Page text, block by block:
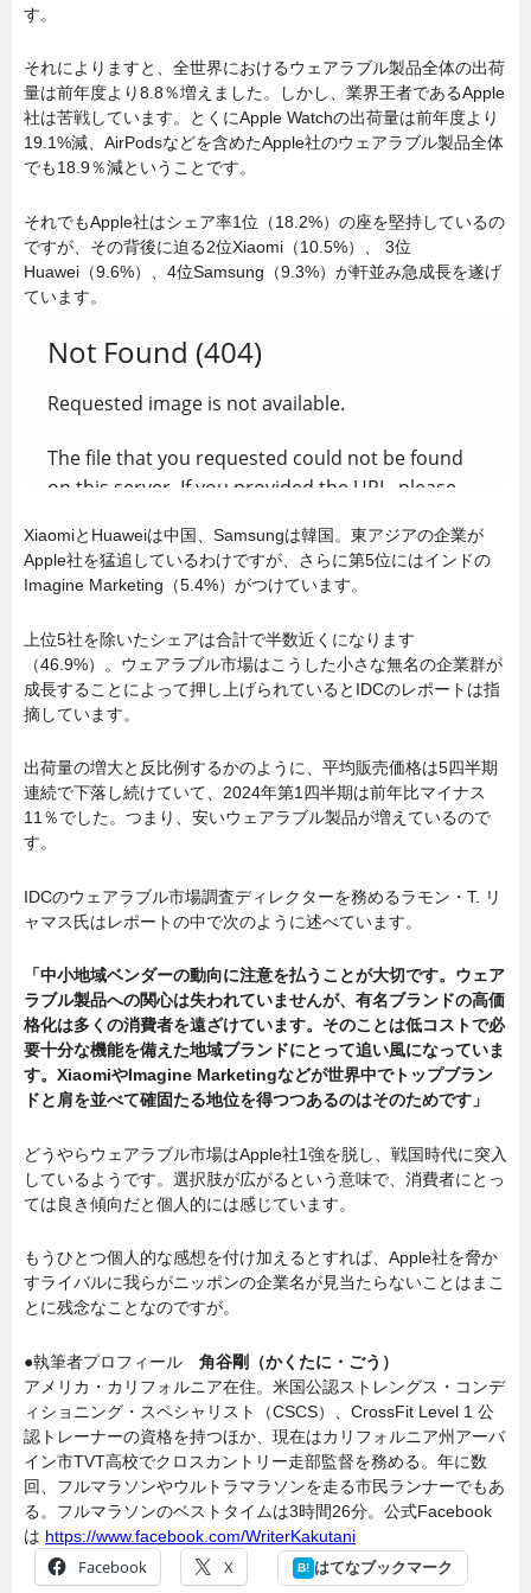
す。
それによりますと、全世界におけるウェアラブル製品全体の出荷
量は前年度より8.8％増えました。しかし、業界王者であるApple
社は苦戦しています。とくにApple Watchの出荷量は前年度より
19.1%減、AirPodsなどを含めたApple社のウェアラブル製品全体
でも18.9％減ということです。
それでもApple社はシェア率1位（18.2%）の座を堅持しているの
ですが、その背後に迫る2位Xiaomi（10.5%）、 3位
Huawei（9.6%）、4位Samsung（9.3%）が軒並み急成長を遂げ
ています。
XiaomiとHuaweiは中国、Samsungは韓国。東アジアの企業が
Apple社を猛追しているわけですが、さらに第5位にはインドの
Imagine Marketing（5.4%）がつけています。
上位5社を除いたシェアは合計で半数近くになります
（46.9%）。ウェアラブル市場はこうした小さな無名の企業群が
成長することによって押し上げられているとIDCのレポートは指
摘しています。
出荷量の増大と反比例するかのように、平均販売価格は5四半期
連続で下落し続けていて、2024年第1四半期は前年比マイナス
11％でした。つまり、安いウェアラブル製品が増えているので
す。
IDCのウェアラブル市場調査ディレクターを務めるラモン・T. リ
ャマス氏はレポートの中で次のように述べています。
「中小地域ベンダーの動向に注意を払うことが大切です。ウェア
ラブル製品への関心は失われていませんが、有名ブランドの高価
格化は多くの消費者を遠ざけています。そのことは低コストで必
要十分な機能を備えた地域ブランドにとって追い風になっていま
す。XiaomiやImagine Marketingなどが世界中でトップブラン
ドと肩を並べて確固たる地位を得つつあるのはそのためです」
どうやらウェアラブル市場はApple社1強を脱し、戦国時代に突入
しているようです。選択肢が広がるという意味で、消費者にとっ
ては良き傾向だと個人的には感じています。
もうひとつ個人的な感想を付け加えるとすれば、Apple社を脅か
すライバルに我らがニッポンの企業名が見当たらないことはまこ
とに残念なことなのですが。
●執筆者プロフィール 角谷剛（かくたに・ごう）
アメリカ・カリフォルニア在住。米国公認ストレングス・コンデ
ィショニング・スペシャリスト（CSCS）、CrossFit Level 1 公
認トレーナーの資格を持つほか、現在はカリフォルニア州アーバ
イン市TVT高校でクロスカントリー走部監督を務める。年に数
回、フルマラソンやウルトラマラソンを走る市民ランナーでもあ
る。フルマラソンのベストタイムは3時間26分。公式Facebook
は https://www.facebook.com/WriterKakutani
Facebook X B! はてなブックマーク